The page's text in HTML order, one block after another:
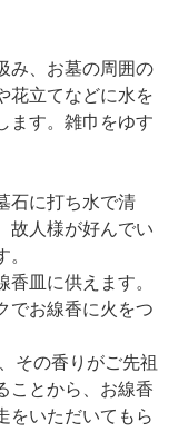
み、お墓の周囲の
花立てなどに水を
ます。雑巾をゆす
石に打ち水で清
故人様が好んでい
皿に供えます。
でお線香に火をつ
その香りがご先祖
ことから、お線香
をいただいてもら